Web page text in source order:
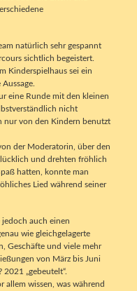
natürlich sehr gespannt
sichtlich begeistert.
Kinderspielhaus sei ein
eine Runde mit den kleinen
nicht
nur von den Kindern benutzt
der Moderatorin, über den
und drehten fröhlich
hatten, konnte man
Lied während seiner
jedoch auch einen
wie gleichgelagerte
Geschäfte und viele mehr
von März bis Juni
„gebeutelt“.
allem wissen, was während